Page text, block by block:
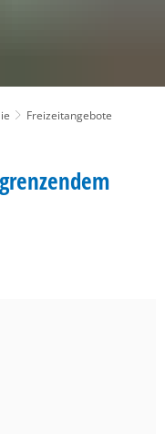
Freizeitangebote